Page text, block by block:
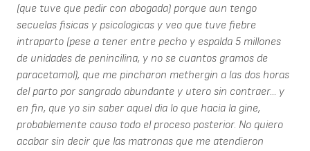
(que tuve que pedir con abogada) porque aun tengo
secuelas fisicas y psicologicas y veo que tuve fiebre
intraparto (pese a tener entre pecho y espalda 5 millones
de unidades de penincilina, y no se cuantos gramos de
paracetamol), que me pincharon methergin a las dos horas
del parto por sangrado abundante y utero sin contraer... y
en fin, que yo sin saber aquel dia lo que hacia la gine,
probablemente causo todo el proceso posterior. No quiero
acabar sin decir que las matronas que me atendieron